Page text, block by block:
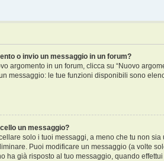
o invio un messaggio in un forum?
argomento in un forum, clicca su “Nuovo
messaggio: le tue funzioni disponibili sono
un messaggio?
solo i tuoi messaggi, a meno che tu non
Puoi modificare un messaggio (a volte
ha già risposto al tuo messaggio, quando